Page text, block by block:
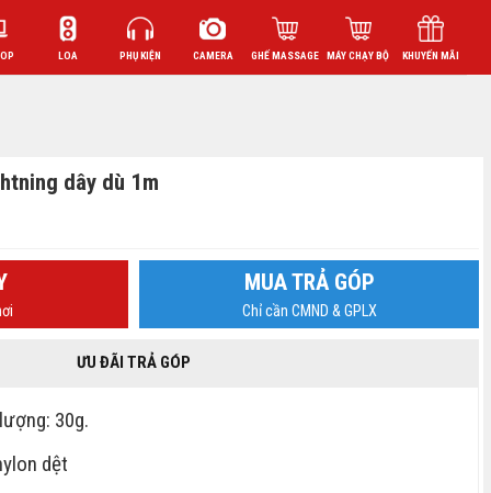
LOA PHỤ KIỆN CAMERA GHẾ MASSAGE MÁY CHẠY BỘ KHUYẾN MÃI
dây dù 1m
MUA TRẢ GÓP
Chỉ cần CMND & GPLX
ƯU ĐÃI TRẢ GÓP
30g.
dệt